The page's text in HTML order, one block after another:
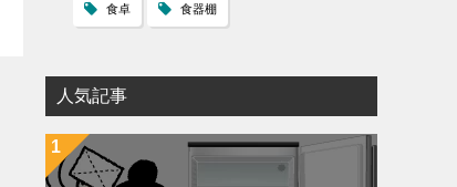
食卓 食器棚
人気記事